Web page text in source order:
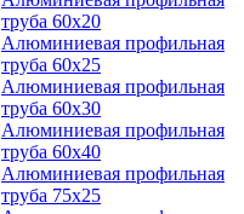
труба 60х20
Алюминиевая профильная
труба 60х25
Алюминиевая профильная
труба 60х30
Алюминиевая профильная
труба 60х40
Алюминиевая профильная
труба 75х25